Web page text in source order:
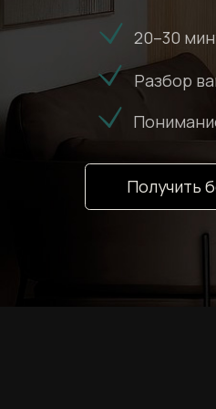
Разбор
Понимание
Получить